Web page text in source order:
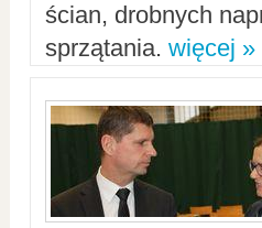
ścian, drobnych
sprzątania. więcej »